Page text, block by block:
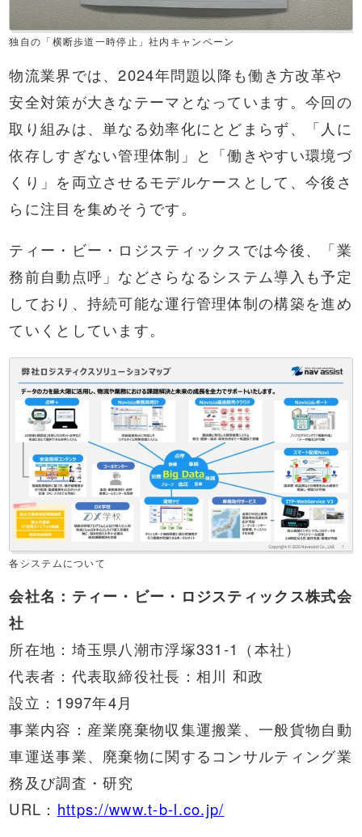
独自の「横断歩道一時停止」社内キャンペーン
物流業界では、2024年問題以降も働き方改革や
安全対策が大きなテーマとなっています。今回の
取り組みは、単なる効率化にとどまらず、「人に
依存しすぎない管理体制」と「働きやすい環境づ
くり」を両立させるモデルケースとして、今後さ
らに注目を集めそうです。
ティー・ビー・ロジスティックスでは今後、「業
務前自動点呼」などさらなるシステム導入も予定
しており、持続可能な運行管理体制の構築を進め
ていくとしています。
各システムについて
会社名：ティー・ビー・ロジスティックス株式会
社
所在地：埼玉県八潮市浮塚331-1（本社）
代表者：代表取締役社長：相川 和政
設立：1997年4月
事業内容：産業廃棄物収集運搬業、一般貨物自動
車運送事業、廃棄物に関するコンサルティング業
務及び調査・研究
URL： https://www.t-b-l.co.jp/